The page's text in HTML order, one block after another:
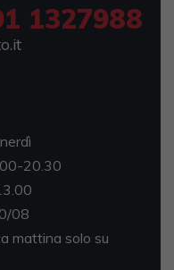
1327988
20.30
mattina solo su